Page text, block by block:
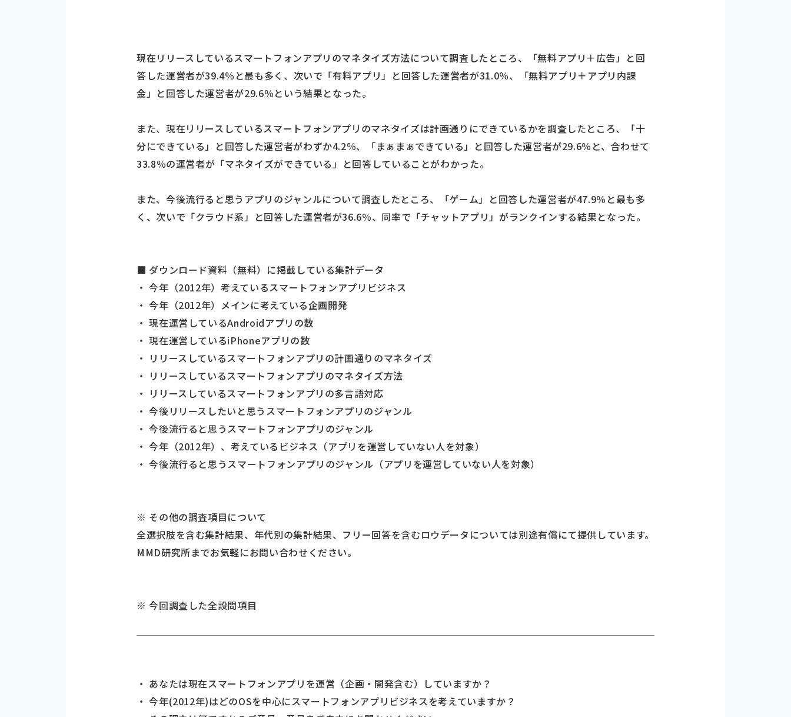
現在リリースしているスマートフォンアプリのマネタイズ方法について調査したところ、「無料アプリ＋広告」と回
答した運営者が39.4％と最も多く、次いで「有料アプリ」と回答した運営者が31.0％、「無料アプリ＋アプリ内課
金」と回答した運営者が29.6％という結果となった。
また、現在リリースしているスマートフォンアプリのマネタイズは計画通りにできているかを調査したところ、「十
分にできている」と回答した運営者がわずか4.2％、「まぁまぁできている」と回答した運営者が29.6％と、合わせて
33.8％の運営者が「マネタイズができている」と回答していることがわかった。
また、今後流行ると思うアプリのジャンルについて調査したところ、「ゲーム」と回答した運営者が47.9％と最も多
く、次いで「クラウド系」と回答した運営者が36.6％、同率で「チャットアプリ」がランクインする結果となった。
■ ダウンロード資料（無料）に掲載している集計データ
・ 今年（2012年）考えているスマートフォンアプリビジネス
・ 今年（2012年）メインに考えている企画開発
・ 現在運営しているAndroidアプリの数
・ 現在運営しているiPhoneアプリの数
・ リリースしているスマートフォンアプリの計画通りのマネタイズ
・ リリースしているスマートフォンアプリのマネタイズ方法
・ リリースしているスマートフォンアプリの多言語対応
・ 今後リリースしたいと思うスマートフォンアプリのジャンル
・ 今後流行ると思うスマートフォンアプリのジャンル
・ 今年（2012年）、考えているビジネス（アプリを運営していない人を対象）
・ 今後流行ると思うスマートフォンアプリのジャンル（アプリを運営していない人を対象）
※ その他の調査項目について
全選択肢を含む集計結果、年代別の集計結果、フリー回答を含むロウデータについては別途有償にて提供しています。
MMD研究所までお気軽にお問い合わせください。
※ 今回調査した全設問項目
・ あなたは現在スマートフォンアプリを運営（企画・開発含む）していますか？
・ 今年(2012年)はどのOSを中心にスマートフォンアプリビジネスを考えていますか？